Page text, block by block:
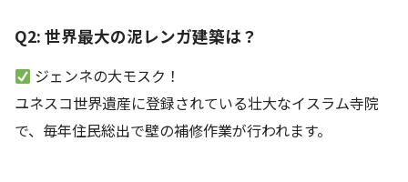
Q2: 世界最大の泥レンガ建築は？
ジェンネの大モスク！
ユネスコ世界遺産に登録されている壮大なイスラム寺院
で、毎年住民総出で壁の補修作業が行われます。